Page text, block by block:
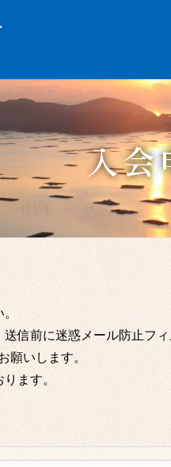
入会
信前に迷惑メール防止フィ
いします。
ます。